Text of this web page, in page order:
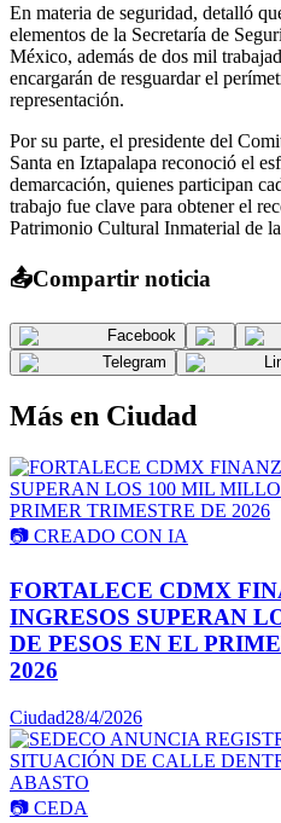
En materia de seguridad, detalló
elementos de la Secretaría de
México, además de dos mil
encargarán de resguardar el
representación.
Por su parte, el presidente del
Santa en Iztapalapa reconoció el
demarcación, quienes participan
trabajo fue clave para obtener el
Patrimonio Cultural Inmaterial de
📤Compartir noticia
Facebook
Telegram
Más en Ciudad
📷 CREADO CON IA
FORTALECE CDMX
INGRESOS SUPERAN
DE PESOS EN EL
2026
Ciudad28/4/2026
📷 CEDA